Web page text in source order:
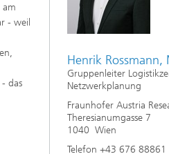
am
- weil
das
Henrik Rossmann,
Gruppenleiter
Netzwerkplanung
Fraunhofer Austria
Theresianumgasse 7
1040 Wien
Telefon +43 676 88861